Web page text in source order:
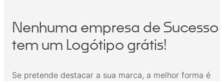
Nenhuma empresa de Sucesso
tem um Logótipo grátis!
Se pretende destacar a sua marca, a melhor forma é